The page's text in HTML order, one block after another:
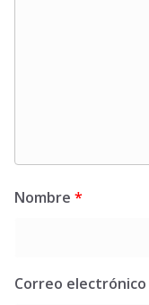
Nombre *
Correo electrónico